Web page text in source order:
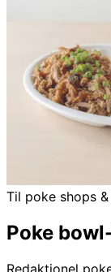
Til poke shops
Poke
Redaktionel